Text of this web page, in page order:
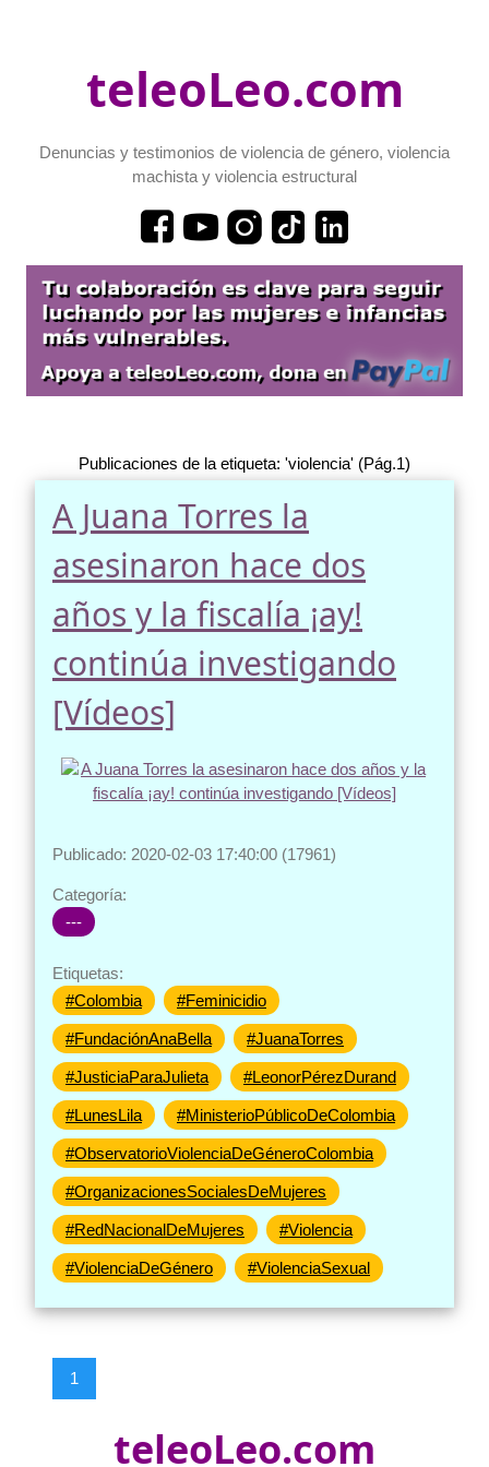
teleoLeo.com
Denuncias y testimonios de violencia de género, violencia
machista y violencia estructural
Publicaciones de la etiqueta: 'violencia' (Pág.1)
A Juana Torres la
asesinaron hace dos
años y la fiscalía ¡ay!
continúa investigando
[Vídeos]
Publicado: 2020-02-03 17:40:00 (17961)
Categoría:
---
Etiquetas:
#Colombia
#Feminicidio
#FundaciónAnaBella #JuanaTorres
#JusticiaParaJulieta #LeonorPérezDurand
#LunesLila #MinisterioPúblicoDeColombia
#ObservatorioViolenciaDeGéneroColombia
#OrganizacionesSocialesDeMujeres
#RedNacionalDeMujeres #Violencia
#ViolenciaDeGénero #ViolenciaSexual
1
teleoLeo.com